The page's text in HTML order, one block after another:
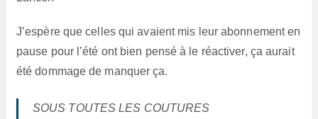
J’espère que celles qui avaient mis leur abonnement en
pause pour l’été ont bien pensé à le réactiver, ça aurait
été dommage de manquer ça.
SOUS TOUTES LES COUTURES